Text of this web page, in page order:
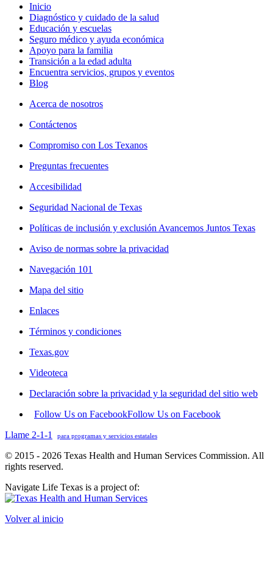
Inicio
Diagnóstico y cuidado de la salud
Educación y escuelas
Seguro médico y ayuda económica
Apoyo para la familia
Transición a la edad adulta
Encuentra servicios, grupos y eventos
Blog
Acerca de nosotros
Contáctenos
Compromiso con Los Texanos
Preguntas frecuentes
Accesibilidad
Seguridad Nacional de Texas
Políticas de inclusión y exclusión Avancemos Juntos Texas
Aviso de normas sobre la privacidad
Navegación 101
Mapa del sitio
Enlaces
Términos y condiciones
Texas.gov
Videoteca
Declaración sobre la privacidad y la seguridad del sitio web
Follow Us on FacebookFollow Us on Facebook
Llame 2-1-1
para programas y servicios estatales
© 2015 - 2026 Texas Health and Human Services Commission. All
rights reserved.
Navigate Life Texas is a project of:
Volver al inicio